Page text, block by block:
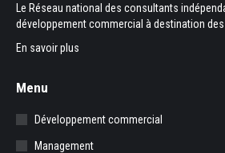
Le Réseau national des consultants
développement commercial à destination des
En savoir plus
Menu
Développement commercial
Management